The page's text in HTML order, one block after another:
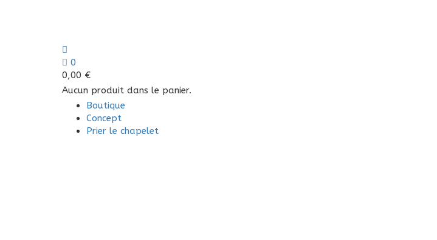
0
0,00 €
Aucun produit dans le panier.
Boutique
Concept
Prier le chapelet